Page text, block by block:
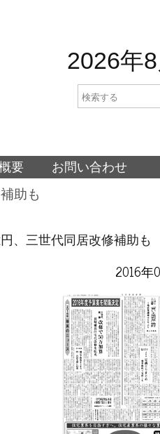
2026年
要 お問い合わせ
助も
、三世代同居改修補助も
2016年